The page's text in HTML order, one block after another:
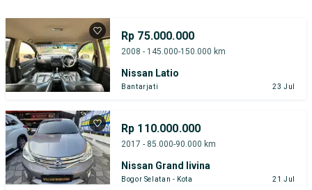
Rp 75.000.000
2008 - 145.000-150.000 km
Nissan Latio
Bantarjati 23 Jul
Rp 110.000.000
2017 - 85.000-90.000 km
Nissan Grand livina
Bogor Selatan - Kota 21 Jul